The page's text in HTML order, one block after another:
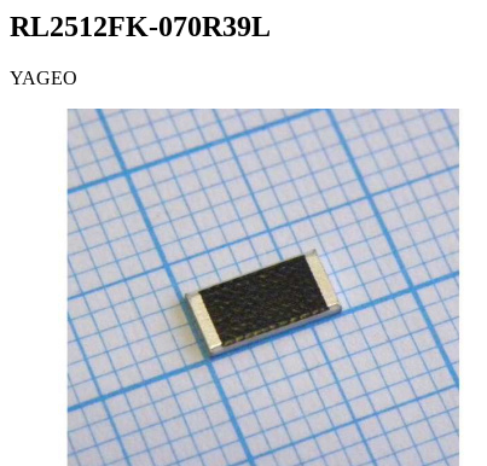
RL2512FK-070R39L
YAGEO